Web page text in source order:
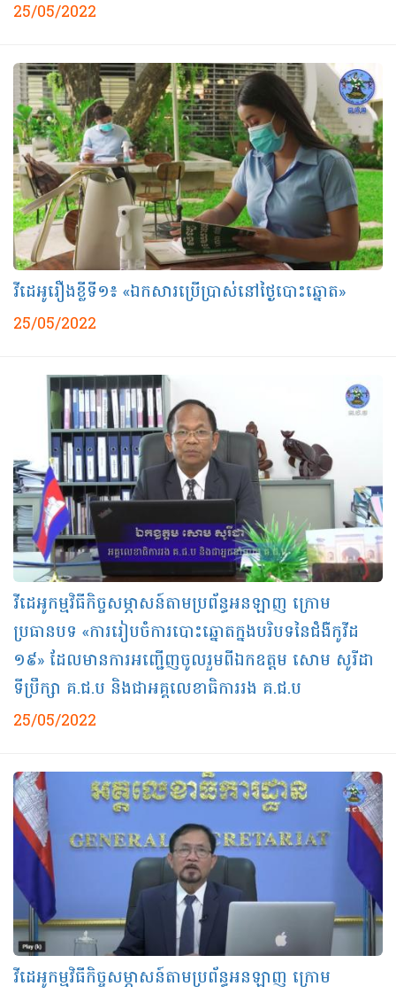
25/05/2022
វីដេអូរឿងខ្លីទី១៖ «ឯកសារប្រើប្រាស់នៅថ្ងៃបោះឆ្នោត»
25/05/2022
វីដេអូកម្មវិធីកិច្ចសម្ភាសន៍តាមប្រព័ន្ធអនឡាញ ក្រោម
ប្រធានបទ «ការរៀបចំការបោះឆ្នោតក្នងបរិបទនៃជំងឺកូវីដ
១៩» ដែលមានការអញ្ជើញចូលរួមពីឯកឧត្ដម សោម សូរីដា
ទីប្រឹក្សា គ.ជ.ប និងជាអគ្គលេខាធិការរង គ.ជ.ប
25/05/2022
វីដេអូកម្មវិធីកិច្ចសម្ភាសន៍តាមប្រព័ន្ធអនឡាញ ក្រោម